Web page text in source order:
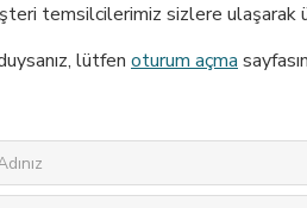
temsilcilerimiz sizlere ulaşarak
lütfen oturum açma